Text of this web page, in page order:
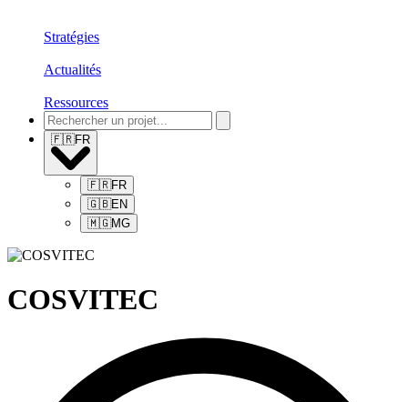
Stratégies
Actualités
Ressources
🇫🇷FR
🇫🇷FR
🇬🇧EN
🇲🇬MG
COSVITEC